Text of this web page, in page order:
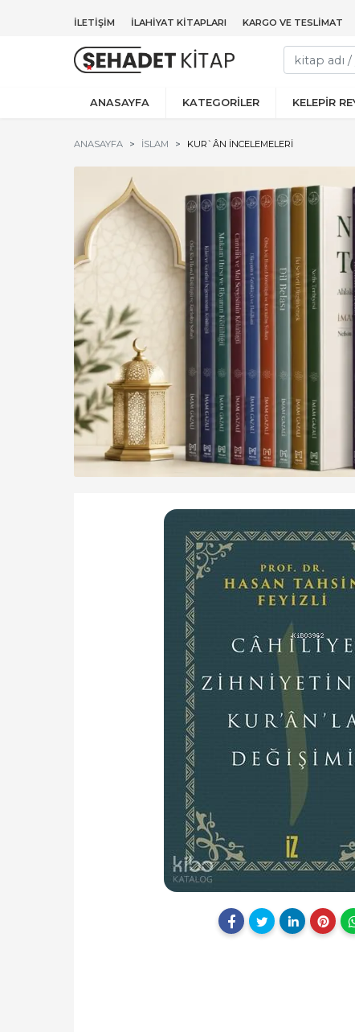
İLETIŞIM İLAHIYAT KITAPLARI KARGO VE TESLIMAT
ANASAYFA KATEGORİLER KELEPİR
ANASAYFA İSLAM KUR`ÂN İNCELEMELERI